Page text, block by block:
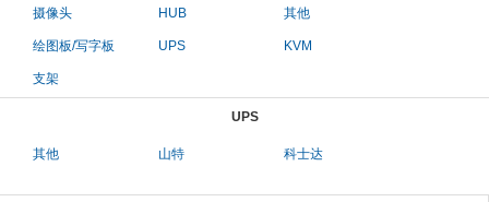
摄像头 HUB 其他
绘图板/写字板 UPS KVM
支架
UPS
其他 山特 科士达